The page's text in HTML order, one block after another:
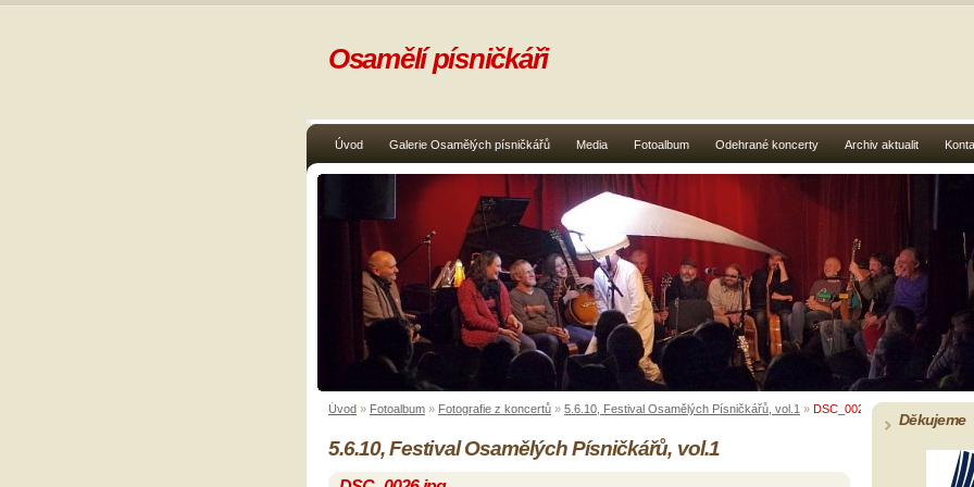
Úvod Galerie Osamělých písničkářů Media Fotoalbum Odehrané koncerty Archiv aktualit
Osamělí písničkáři
Úvod » Fotoalbum » Fotografie z koncertů » 5.6.10, Festival Osamělých Písničkářů, vol.1 » DSC_0026.jpg
5.6.10, Festival Osamělých Písničkářů, vol.1
Děkujeme